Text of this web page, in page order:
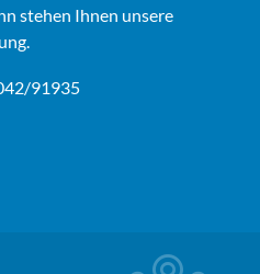
stehen Ihnen unsere
91935